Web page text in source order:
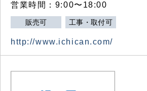
営業時間：9:00〜18:00
販売可 工事・取付可
http://www.ichican.com/